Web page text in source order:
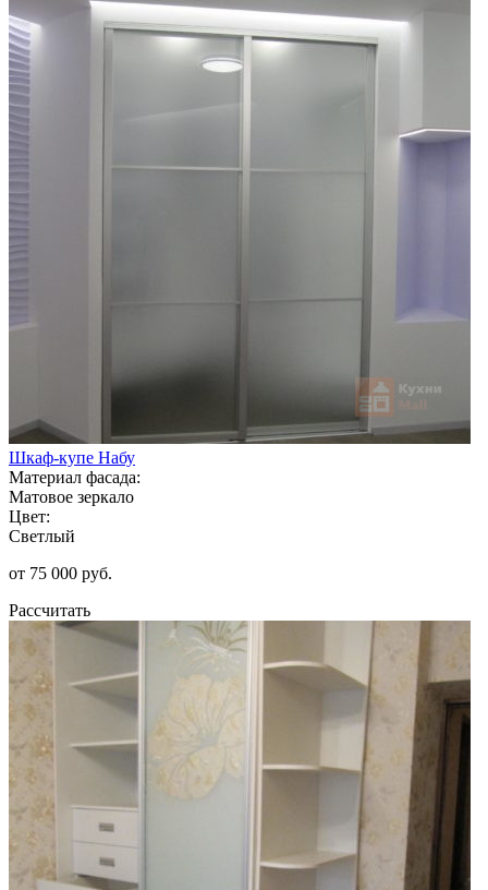
Шкаф-купе Набу
Материал фасада:
Матовое зеркало
Цвет:
Светлый
от 75 000 руб.
Рассчитать